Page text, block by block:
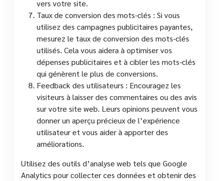
vers votre site.
Taux de conversion des mots-clés : Si vous
utilisez des campagnes publicitaires payantes,
mesurez le taux de conversion des mots-clés
utilisés. Cela vous aidera à optimiser vos
dépenses publicitaires et à cibler les mots-clés
qui génèrent le plus de conversions.
Feedback des utilisateurs : Encouragez les
visiteurs à laisser des commentaires ou des avis
sur votre site web. Leurs opinions peuvent vous
donner un aperçu précieux de l’expérience
utilisateur et vous aider à apporter des
améliorations.
Utilisez des outils d’analyse web tels que Google
Analytics pour collecter ces données et obtenir des